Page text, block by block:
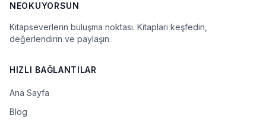
NEOKUYORSUN
Kitapseverlerin buluşma noktası. Kitapları keşfedin,
değerlendirin ve paylaşın.
HIZLI BAĞLANTILAR
Ana Sayfa
Blog